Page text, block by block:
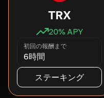
TRX
20% APY
初回の報酬まで
6時間
ステーキング